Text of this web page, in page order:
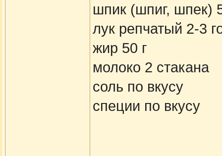
шпик (шпиг, шпек)
лук репчатый 2-3
жир 50 г
молоко 2 стакана
соль по вкусу
специи по вкусу